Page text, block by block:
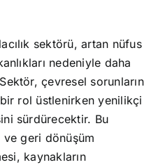
sektörü, artan nüfus
nedeniyle daha
çevresel sorunların
rol üstlenirken yenilikçi
sürdürecektir. Bu
geri dönüşüm
kaynakların